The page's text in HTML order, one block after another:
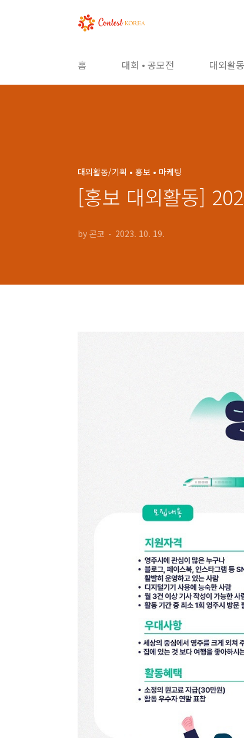
홈 대회 • 공모전 대외활동
대외활동/기획 • 홍보 • 마케팅
[홍보 대외활동]
by 콘코 2023. 10. 19.